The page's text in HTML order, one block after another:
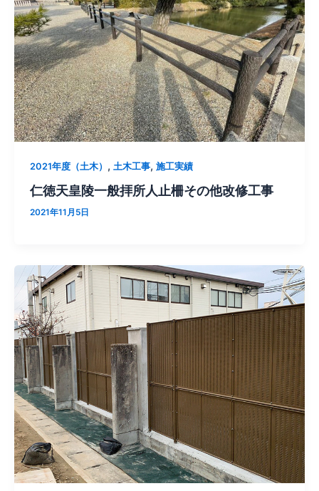
2021年度（土木） , 土木工事, 施工実績
仁徳天皇陵一般拝所人止柵その他改修工事
2021年11月5日